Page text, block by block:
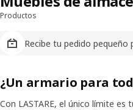
Productos
Recibe tu pedido pequeño
¿Un armario para
Con LASTARE, el único límite es